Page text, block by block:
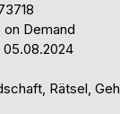
Demand
05.08.2024
Rätsel,